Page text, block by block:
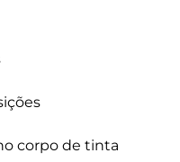
corpo de tinta